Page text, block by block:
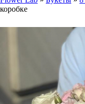
Вы здесь
коробке